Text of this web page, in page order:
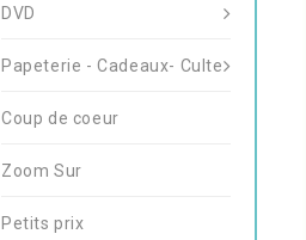
DVD
Papeterie - Cadeaux- Culte
Coup de coeur
Zoom Sur
Petits prix